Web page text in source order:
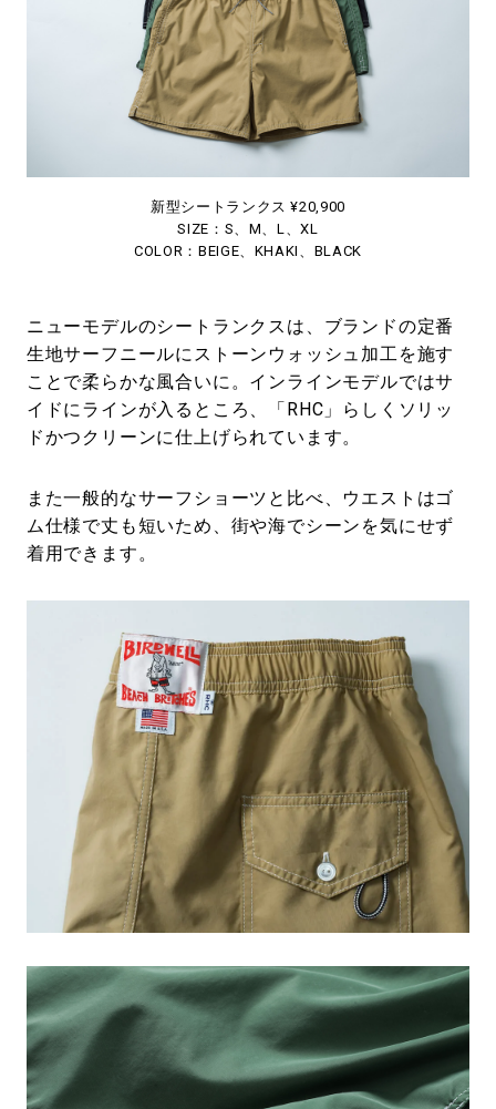
新型シートランクス ¥20,900
SIZE：S、M、L、XL
COLOR：BEIGE、KHAKI、BLACK
ニューモデルのシートランクスは、ブランドの定番
生地サーフニールにストーンウォッシュ加工を施す
ことで柔らかな風合いに。インラインモデルではサ
イドにラインが入るところ、「RHC」らしくソリッ
ドかつクリーンに仕上げられています。
また一般的なサーフショーツと比べ、ウエストはゴ
ム仕様で丈も短いため、街や海でシーンを気にせず
着用できます。